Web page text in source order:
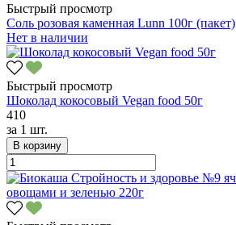
Быстрый просмотр
Соль розовая каменная Lunn 100г (пакет)
Нет в наличии
Быстрый просмотр
Шоколад кокосовый Vegan food 50г
410
за 1 шт.
В корзину